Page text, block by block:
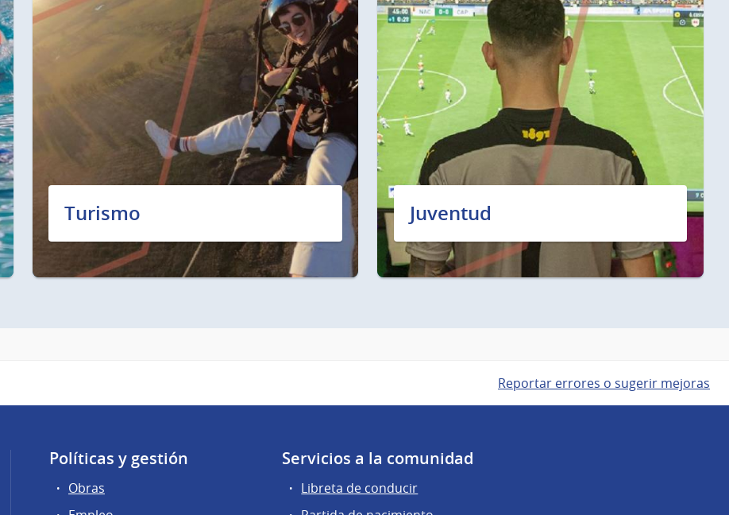
Turismo Juventud
Reportar errores o sugerir mejoras
Políticas y gestión
Obras
Servicios a la comunidad
Libreta de conducir